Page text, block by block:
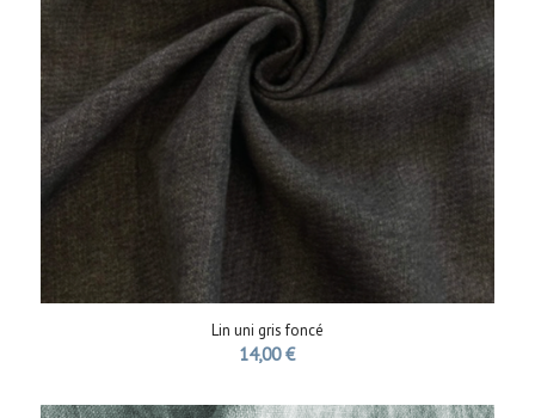
Lin uni gris foncé
14,00€